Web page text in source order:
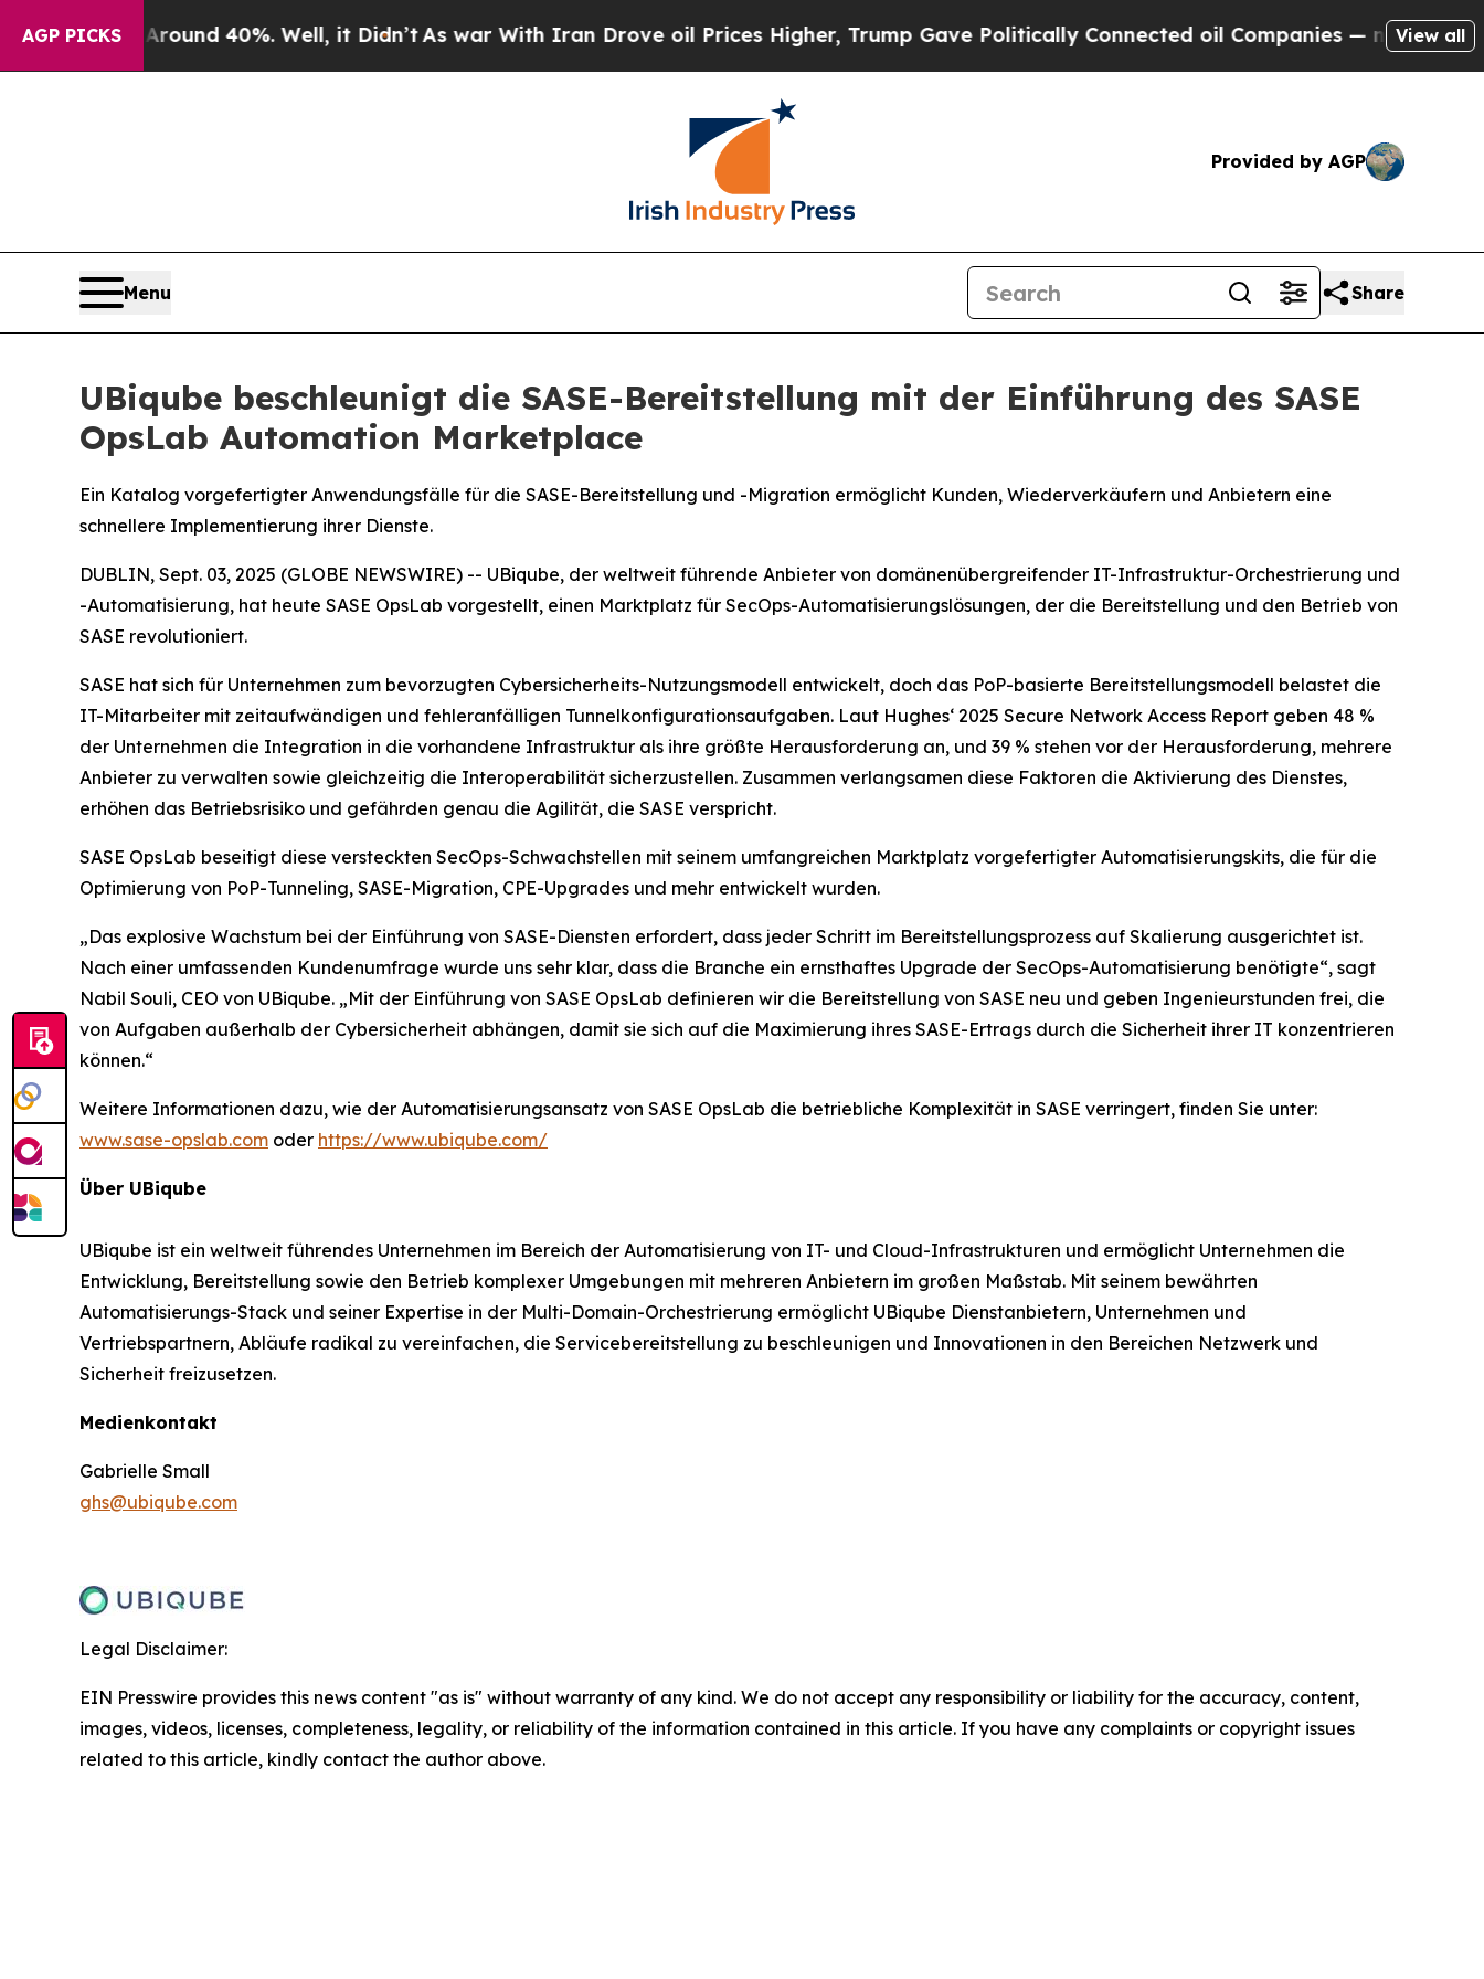
AGP PICKS
Floor Around 40%. Well, it Didn’t As war With Iran Drove oil Prices Higher, Trump Gave Politically Connected oil Companies — not Taxpayers —
View all
Provided by AGP
Menu Share
UBiqube beschleunigt die SASE-Bereitstellung mit der Einführung des SASE
OpsLab Automation Marketplace
Ein Katalog vorgefertigter Anwendungsfälle für die SASE-Bereitstellung und -Migration ermöglicht Kunden, Wiederverkäufern und Anbietern eine
schnellere Implementierung ihrer Dienste.
DUBLIN, Sept. 03, 2025 (GLOBE NEWSWIRE) -- UBiqube, der weltweit führende Anbieter von domänenübergreifender IT-Infrastruktur-Orchestrierung und
-Automatisierung, hat heute SASE OpsLab vorgestellt, einen Marktplatz für SecOps-Automatisierungslösungen, der die Bereitstellung und den Betrieb von
SASE revolutioniert.
SASE hat sich für Unternehmen zum bevorzugten Cybersicherheits-Nutzungsmodell entwickelt, doch das PoP-basierte Bereitstellungsmodell belastet die
IT-Mitarbeiter mit zeitaufwändigen und fehleranfälligen Tunnelkonfigurationsaufgaben. Laut Hughes‘ 2025 Secure Network Access Report geben 48 %
der Unternehmen die Integration in die vorhandene Infrastruktur als ihre größte Herausforderung an, und 39 % stehen vor der Herausforderung, mehrere
Anbieter zu verwalten sowie gleichzeitig die Interoperabilität sicherzustellen. Zusammen verlangsamen diese Faktoren die Aktivierung des Dienstes,
erhöhen das Betriebsrisiko und gefährden genau die Agilität, die SASE verspricht.
SASE OpsLab beseitigt diese versteckten SecOps-Schwachstellen mit seinem umfangreichen Marktplatz vorgefertigter Automatisierungskits, die für die
Optimierung von PoP-Tunneling, SASE-Migration, CPE-Upgrades und mehr entwickelt wurden.
„Das explosive Wachstum bei der Einführung von SASE-Diensten erfordert, dass jeder Schritt im Bereitstellungsprozess auf Skalierung ausgerichtet ist.
Nach einer umfassenden Kundenumfrage wurde uns sehr klar, dass die Branche ein ernsthaftes Upgrade der SecOps-Automatisierung benötigte“, sagt
Nabil Souli, CEO von UBiqube. „Mit der Einführung von SASE OpsLab definieren wir die Bereitstellung von SASE neu und geben Ingenieurstunden frei, die
von Aufgaben außerhalb der Cybersicherheit abhängen, damit sie sich auf die Maximierung ihres SASE-Ertrags durch die Sicherheit ihrer IT konzentrieren
können.“
Weitere Informationen dazu, wie der Automatisierungsansatz von SASE OpsLab die betriebliche Komplexität in SASE verringert, finden Sie unter:
www.sase-opslab.com oder https://www.ubiqube.com/
Über UBiqube
UBiqube ist ein weltweit führendes Unternehmen im Bereich der Automatisierung von IT- und Cloud-Infrastrukturen und ermöglicht Unternehmen die
Entwicklung, Bereitstellung sowie den Betrieb komplexer Umgebungen mit mehreren Anbietern im großen Maßstab. Mit seinem bewährten
Automatisierungs-Stack und seiner Expertise in der Multi-Domain-Orchestrierung ermöglicht UBiqube Dienstanbietern, Unternehmen und
Vertriebspartnern, Abläufe radikal zu vereinfachen, die Servicebereitstellung zu beschleunigen und Innovationen in den Bereichen Netzwerk und
Sicherheit freizusetzen.
Medienkontakt
Gabrielle Small
ghs@ubiqube.com
Legal Disclaimer:
EIN Presswire provides this news content "as is" without warranty of any kind. We do not accept any responsibility or liability for the accuracy, content,
images, videos, licenses, completeness, legality, or reliability of the information contained in this article. If you have any complaints or copyright issues
related to this article, kindly contact the author above.